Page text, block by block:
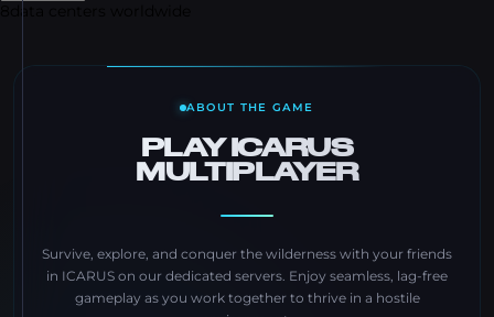
ABOUT THE GAME
PLAY ICARUS
MULTIPLAYER
Survive, explore, and conquer the wilderness with your friends
in ICARUS on our dedicated servers. Enjoy seamless, lag-free
gameplay as you work together to thrive in a hostile